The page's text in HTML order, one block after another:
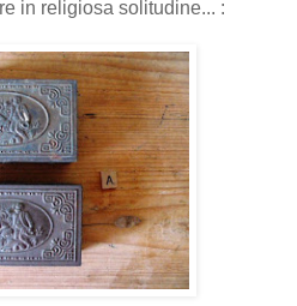
in religiosa solitudine... :